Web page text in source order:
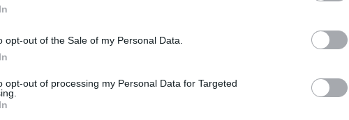
opt-out of the Sale of my Personal Data.
opt-out of processing my Personal Data for Targeted
στους δύο προσαχθέντες για την επίθεση
να την τοποθέτησε και την ενεργοποίησε,
ο οποίος φέρεται να συνδέεται με «αρχηγό»